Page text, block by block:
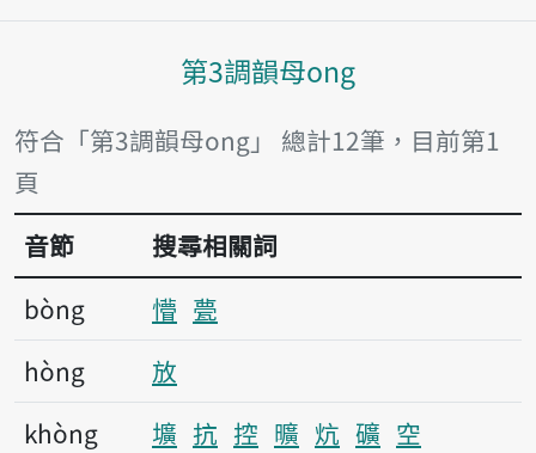
主內容區塊
第3調韻母ong
符合「第3調韻母ong」 總計12筆，目前第1
頁
音節
搜尋相關詞
bòng
懵 甍
hòng
放
khòng
壙 抗 控 曠 炕 礦 空